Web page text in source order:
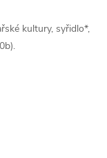
kultury, syřidlo*,